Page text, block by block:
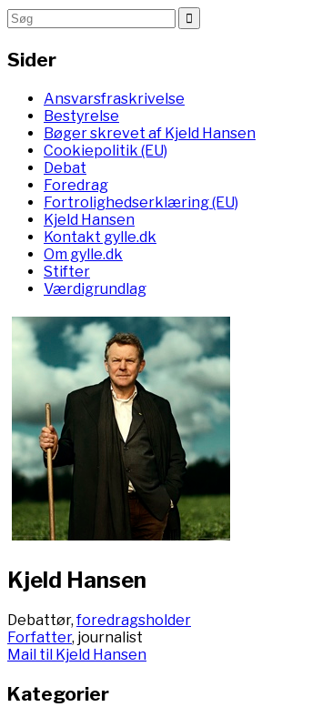
Sider
Ansvarsfraskrivelse
Bestyrelse
Bøger skrevet af Kjeld Hansen
Cookiepolitik (EU)
Debat
Foredrag
Fortrolighedserklæring (EU)
Kjeld Hansen
Kontakt gylle.dk
Om gylle.dk
Stifter
Værdigrundlag
Kjeld Hansen
Debattør,foredragsholder
Forfatter, journalist
Mail til Kjeld Hansen
Kategorier